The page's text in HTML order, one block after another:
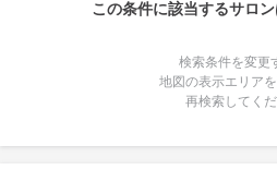
この条件に該当するサロ
検索条件を変更
地図の表示エリア
再検索してく